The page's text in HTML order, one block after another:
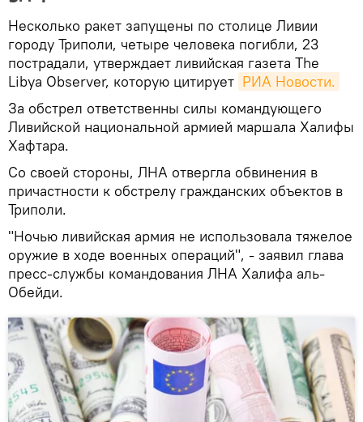
Несколько ракет запущены по столице Ливии
городу Триполи, четыре человека погибли, 23
пострадали, утверждает ливийская газета The
Libya Observer, которую цитирует РИА Новости.
За обстрел ответственны силы командующего
Ливийской национальной армией маршала Халифы
Хафтара.
Со своей стороны, ЛНА отвергла обвинения в
причастности к обстрелу гражданских объектов в
Триполи.
"Ночью ливийская армия не использовала тяжелое
оружие в ходе военных операций", - заявил глава
пресс-службы командования ЛНА Халифа аль-
Обейди.